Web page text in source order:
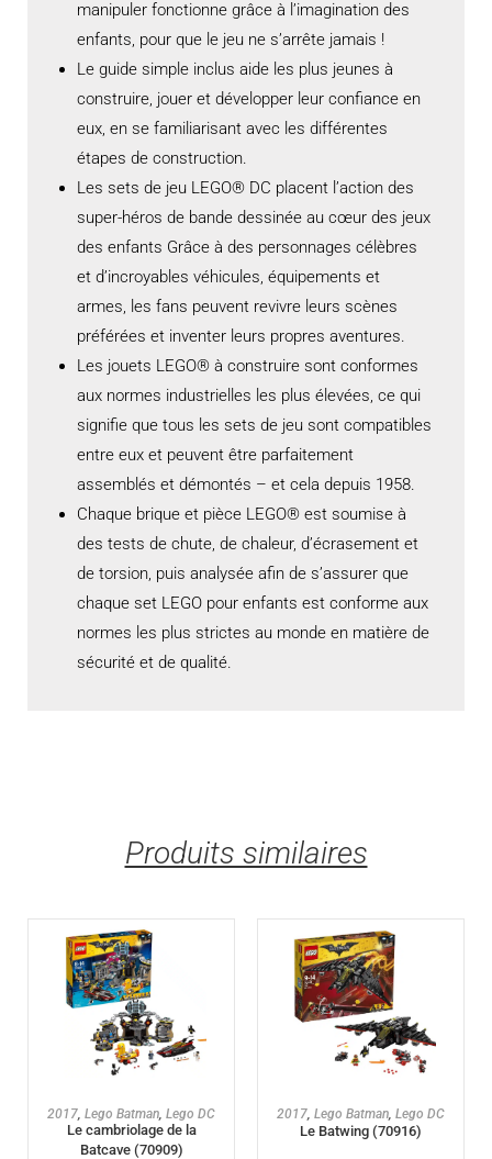
manipuler fonctionne grâce à l’imagination des
enfants, pour que le jeu ne s’arrête jamais !
Le guide simple inclus aide les plus jeunes à
construire, jouer et développer leur confiance en
eux, en se familiarisant avec les différentes
étapes de construction.
Les sets de jeu LEGO® DC placent l’action des
super-héros de bande dessinée au cœur des jeux
des enfants Grâce à des personnages célèbres
et d’incroyables véhicules, équipements et
armes, les fans peuvent revivre leurs scènes
préférées et inventer leurs propres aventures.
Les jouets LEGO® à construire sont conformes
aux normes industrielles les plus élevées, ce qui
signifie que tous les sets de jeu sont compatibles
entre eux et peuvent être parfaitement
assemblés et démontés – et cela depuis 1958.
Chaque brique et pièce LEGO® est soumise à
des tests de chute, de chaleur, d’écrasement et
de torsion, puis analysée afin de s’assurer que
chaque set LEGO pour enfants est conforme aux
normes les plus strictes au monde en matière de
sécurité et de qualité.
Produits similaires
AJOUTER AU PANIER
2017, Lego Batman, Lego DC
Le cambriolage de la
Batcave (70909)
AJOUTER AU PANIER
2017, Lego Batman, Lego DC
Le Batwing (70916)